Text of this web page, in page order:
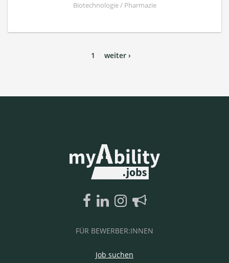
Biotechnologie / Pharmazie
1 weiter ›
FÜR BEWERBER:INNEN
Job suchen